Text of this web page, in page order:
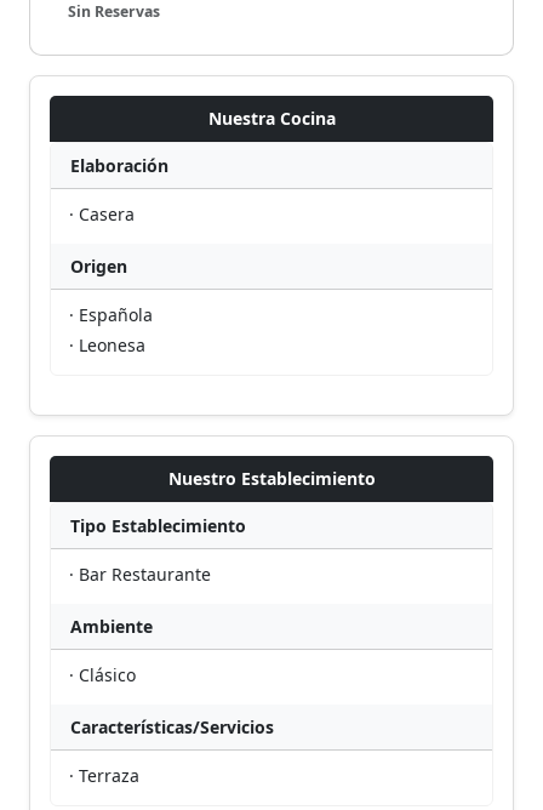
Sin Reservas
Nuestra Cocina
Elaboración
· Casera
Origen
· Española
· Leonesa
Nuestro Establecimiento
Tipo Establecimiento
· Bar Restaurante
Ambiente
· Clásico
Características/Servicios
· Terraza